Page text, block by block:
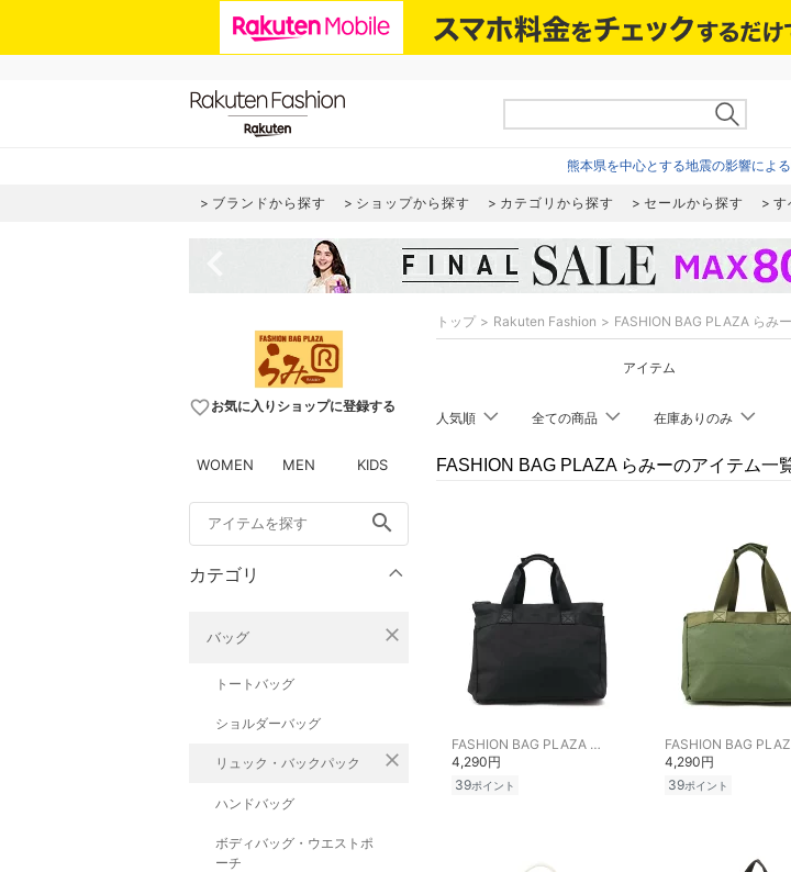
熊本県を中心とする地震の影響によ
ブランドから探す ショップから探す カテゴリから探す セールから探す す
favorite_borderお気に入りショップに登録する
WOMEN MEN KIDS
search
カテゴリ
バッグ close
トートバッグ
ショルダーバッグ
リュック・バックパック close
ハンドバッグ
ボディバッグ・ウエストポ
ーチ
トップ Rakuten Fashion FASHION BAG PLAZA らみ
アイテム
人気順 全ての商品 在庫ありのみ
FASHION BAG PLAZA らみーのアイテム一
FASHION BAG PLAZA らみー
4,290円
39ポイント
4,290円
39ポイント